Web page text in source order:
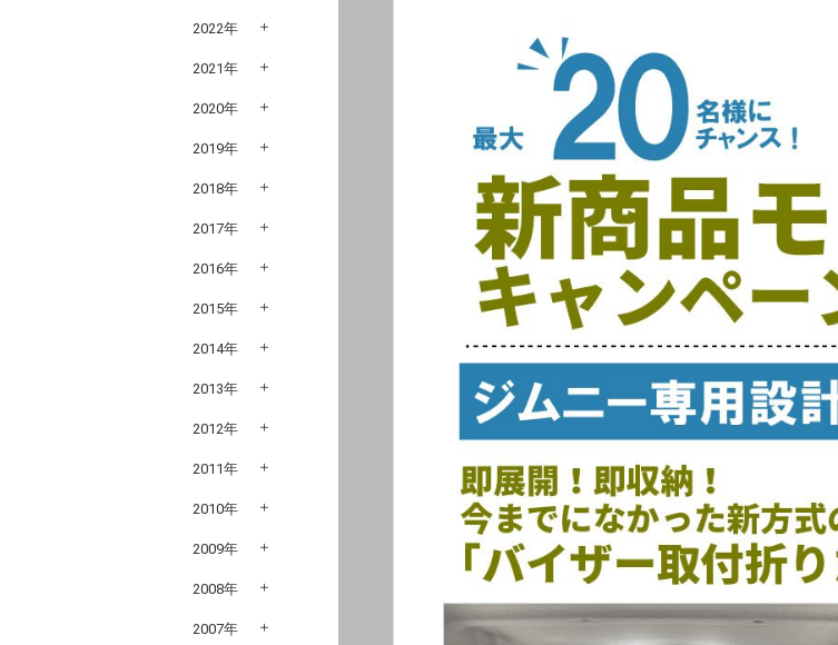
2022年
2021年
2020年
2019年
2018年
2017年
2016年
2015年
2014年
2013年
2012年
2011年
2010年
2009年
2008年
2007年